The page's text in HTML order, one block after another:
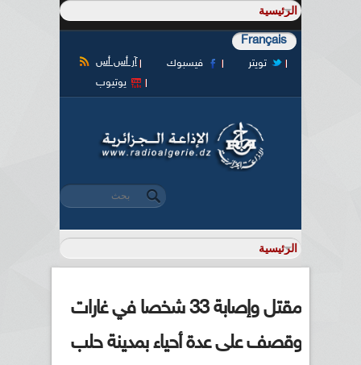
Français
آر أس أس فيسبوك
تويتر
يوتيوب
استمارة البحث
‏بحث ‏
مقتل وإصابة 33 شخصا في غارات
وقصف على عدة أحياء بمدينة حلب